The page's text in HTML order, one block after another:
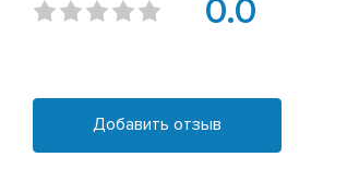
0.0
Добавить отзыв